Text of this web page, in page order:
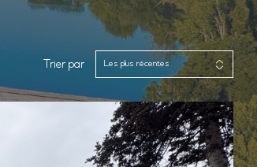
Trier par Les plus récentes